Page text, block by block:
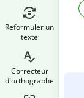
Reformuler un
texte
Correcteur
d'orthographe